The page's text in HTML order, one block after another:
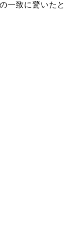
一致に驚いたと